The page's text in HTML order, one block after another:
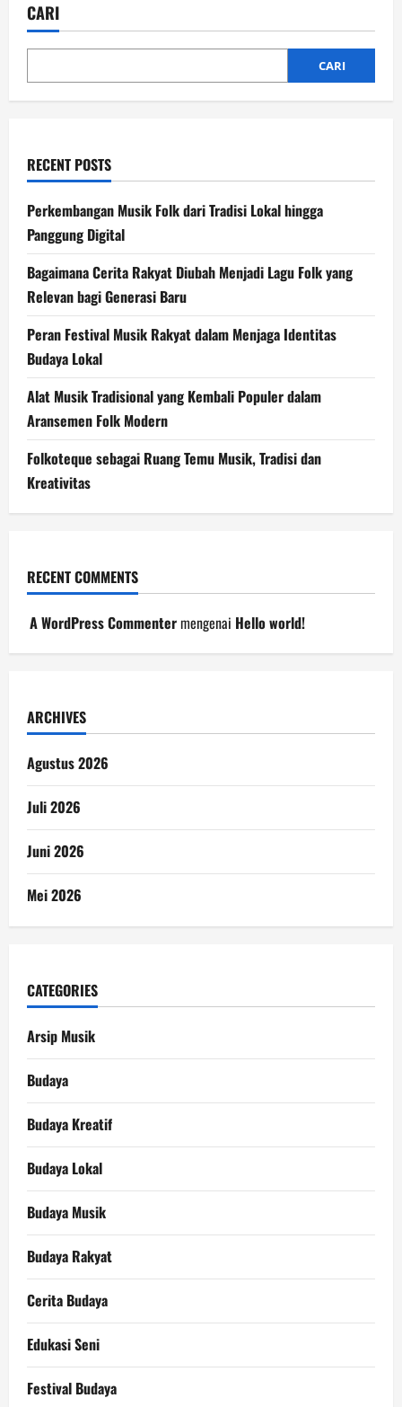
CARI
CARI
RECENT POSTS
Perkembangan Musik Folk dari Tradisi Lokal hingga
Panggung Digital
Bagaimana Cerita Rakyat Diubah Menjadi Lagu Folk yang
Relevan bagi Generasi Baru
Peran Festival Musik Rakyat dalam Menjaga Identitas
Budaya Lokal
Alat Musik Tradisional yang Kembali Populer dalam
Aransemen Folk Modern
Folkoteque sebagai Ruang Temu Musik, Tradisi dan
Kreativitas
RECENT COMMENTS
A WordPress Commentermengenai Hello world!
ARCHIVES
Agustus 2026
Juli 2026
Juni 2026
Mei 2026
CATEGORIES
Arsip Musik
Budaya
Budaya Kreatif
Budaya Lokal
Budaya Musik
Budaya Rakyat
Cerita Budaya
Edukasi Seni
Festival Budaya